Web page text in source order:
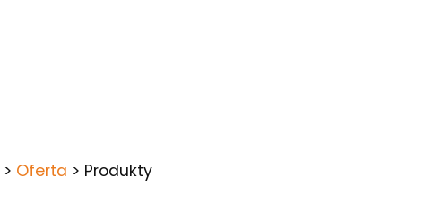
> Oferta > Produkty